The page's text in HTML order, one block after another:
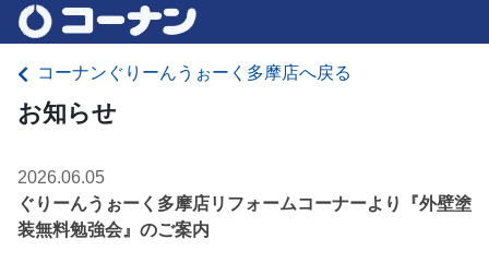
コーナンぐりーんうぉーく多摩店へ戻る
お知らせ
2026.06.05
ぐりーんうぉーく多摩店リフォームコーナーより『外壁塗
装無料勉強会』のご案内